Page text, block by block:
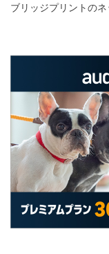
ブリッジプリントの